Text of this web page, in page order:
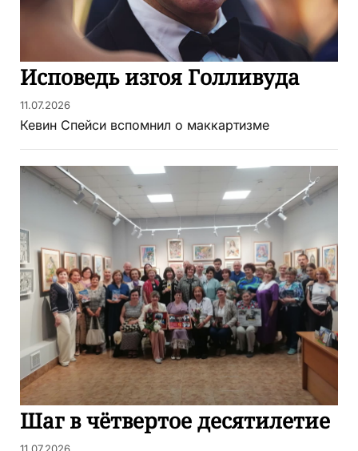
Исповедь изгоя Голливуда
11.07.2026
Кевин Спейси вспомнил о маккартизме
Шаг в чётвертое десятилетие
11.07.2026